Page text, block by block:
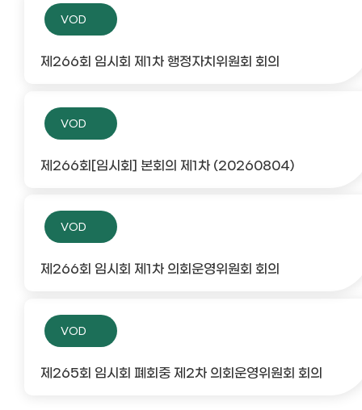
VOD
제266회 임시회 제1차 행정자치위원회 회의
VOD
제266회[임시회] 본회의 제1차 (20260804)
VOD
제266회 임시회 제1차 의회운영위원회 회의
VOD
제265회 임시회 폐회중 제2차 의회운영위원회 회의